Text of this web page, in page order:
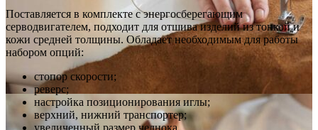
Поставляется в комплекте с энергосберегающим
серводвигателем, подходит для отшива изделий из тонкой и
кожи средней толщины. Обладает необходимым для работы
набором опций:
стопор скорости;
реверс;
настройка позиционирования иглы;
верхний, нижний транспортер;